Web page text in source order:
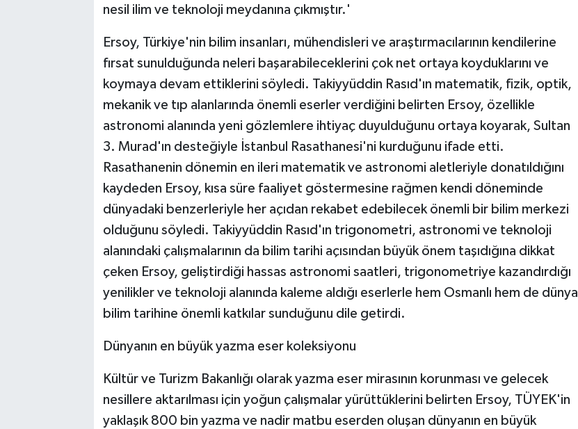
nesil ilim ve teknoloji meydanına çıkmıştır.'
Ersoy, Türkiye'nin bilim insanları, mühendisleri ve araştırmacılarının kendilerine
fırsat sunulduğunda neleri başarabileceklerini çok net ortaya koyduklarını ve
koymaya devam ettiklerini söyledi. Takiyyüddin Rasıd'ın matematik, fizik, optik,
mekanik ve tıp alanlarında önemli eserler verdiğini belirten Ersoy, özellikle
astronomi alanında yeni gözlemlere ihtiyaç duyulduğunu ortaya koyarak, Sultan
3. Murad'ın desteğiyle İstanbul Rasathanesi'ni kurduğunu ifade etti.
Rasathanenin dönemin en ileri matematik ve astronomi aletleriyle donatıldığını
kaydeden Ersoy, kısa süre faaliyet göstermesine rağmen kendi döneminde
dünyadaki benzerleriyle her açıdan rekabet edebilecek önemli bir bilim merkezi
olduğunu söyledi. Takiyyüddin Rasıd'ın trigonometri, astronomi ve teknoloji
alanındaki çalışmalarının da bilim tarihi açısından büyük önem taşıdığına dikkat
çeken Ersoy, geliştirdiği hassas astronomi saatleri, trigonometriye kazandırdığı
yenilikler ve teknoloji alanında kaleme aldığı eserlerle hem Osmanlı hem de dünya
bilim tarihine önemli katkılar sunduğunu dile getirdi.
Dünyanın en büyük yazma eser koleksiyonu
Kültür ve Turizm Bakanlığı olarak yazma eser mirasının korunması ve gelecek
nesillere aktarılması için yoğun çalışmalar yürüttüklerini belirten Ersoy, TÜYEK'in
yaklaşık 800 bin yazma ve nadir matbu eserden oluşan dünyanın en büyük